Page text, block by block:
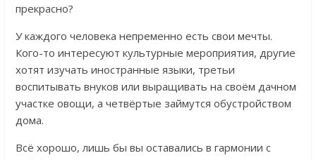
прекрасно?
У каждого человека непременно есть свои мечты.
Кого-то интересуют культурные мероприятия, другие
хотят изучать иностранные языки, третьи
воспитывать внуков или выращивать на своём дачном
участке овощи, а четвёртые займутся обустройством
дома.
Всё хорошо, лишь бы вы оставались в гармонии с